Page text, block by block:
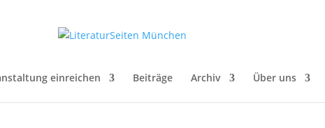
einreichen Beiträge Archiv Über uns